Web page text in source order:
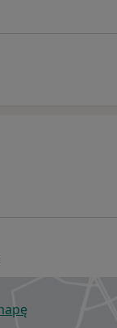
się w nowej